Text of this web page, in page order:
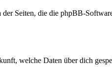
Seiten, die die phpBB-
welche Daten über dich